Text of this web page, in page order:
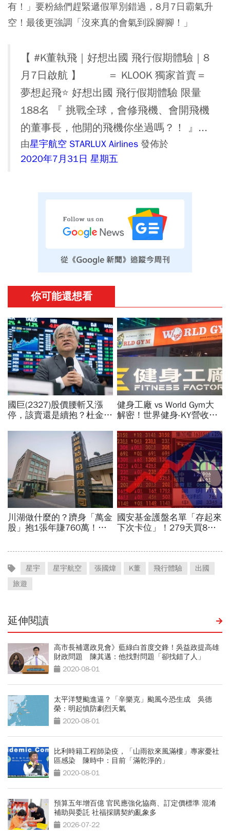
有！」要粉絲們趕緊遞假單別錯過，8月7日霸氣升
空！最後更強調「沒來真的會氣到跺腳腳！」
【 #K董執飛｜好想出國 飛行假期體驗｜8
月7日啟航 】 ＝ KLOOK 獨家首賣＝
夢想起飛⭐️ 好想出國 飛行假期體驗 限量
188名 『 挑戰全球，會修飛機、會開飛機
的董事長，他開的飛機你坐過嗎？！ 』...
由星宇航空 STARLUX Airlines 發佈於
2020年7月31日 星期五
星宇 星宇航空 張國煒 K董 飛行體驗
出國
旅遊
延伸閱讀
高市長補選政見會》藍綠白首度交鋒！吳益政提高雄
財政問題 陳其邁：他找對問題「卻找錯了人」
2020-08-01
太平洋雙颱進逼？「辛樂克」颱風今恐生成 吳德
榮：明起慎防劇烈天氣
2020-08-01
比利時籍工程師染疫，「山雨欲來風滿樓」專家憂社
區感染 陳時中：目前「滿乾淨的」
2020-08-01
預算五年增百億 官民應強化協商、訂定價標準 混淆
補助與委託 社福採購契約亂象多
2026-07-22